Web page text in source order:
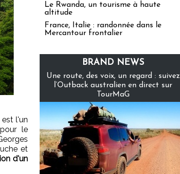
l'un
le
et
d'un
Le Rwanda, un tourisme à haute
altitude
France, Italie : randonnée dans le
Mercantour frontalier
BRAND NEWS
Une route, des voix, un regard : suivez
l’Outback australien en direct sur
TourMaG